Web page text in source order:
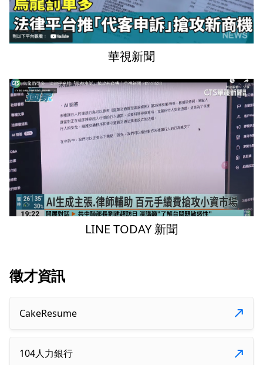
華視新聞
LINE TODAY 新聞
徵才資訊
CakeResume
104人力銀行